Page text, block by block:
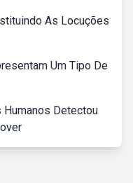
As Locuções
Um Tipo De
Humanos Detectou